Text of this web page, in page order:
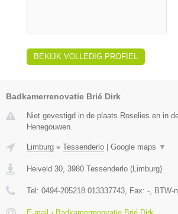
BEKIJK VOLLEDIG PROFIEL
Badkamerrenovatie Brié Dirk
Niet gevestigd in de plaats Roselies en in
Henegouwen.
Limburg » Tessenderlo | Google maps ▼
Heiveld 30 3980 Tessenderlo (Limburg)
Tel: 0494-205218 013337743 , Fax: - , BTW-